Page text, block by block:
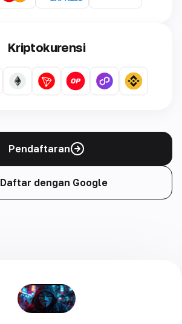
Kriptokurensi
Pendaftaran
Daftar dengan Google